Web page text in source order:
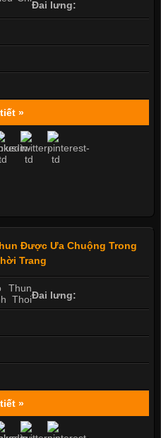
Đai lưng:
»
Được Ưa Chuộng Trong
Trang
Đai lưng:
»